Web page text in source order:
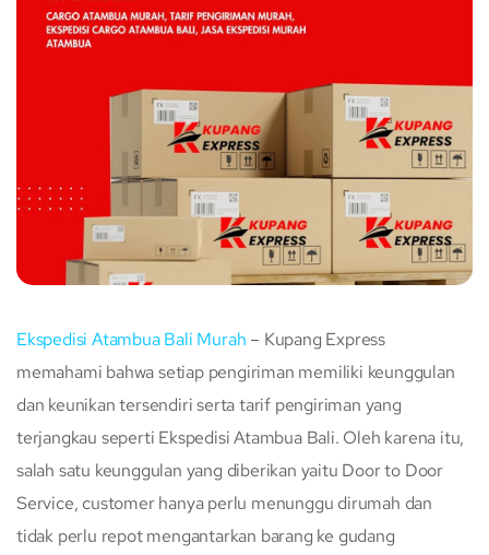
Ekspedisi Atambua Bali Murah – Kupang Express
memahami bahwa setiap pengiriman memiliki keunggulan
dan keunikan tersendiri serta tarif pengiriman yang
terjangkau seperti Ekspedisi Atambua Bali. Oleh karena itu,
salah satu keunggulan yang diberikan yaitu Door to Door
Service, customer hanya perlu menunggu dirumah dan
tidak perlu repot mengantarkan barang ke gudang